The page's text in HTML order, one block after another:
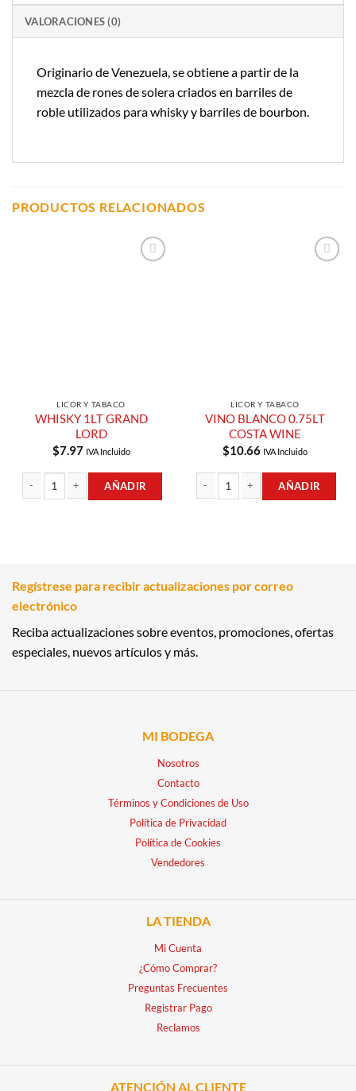
VALORACIONES (0)
Originario de Venezuela, se obtiene a partir de la
mezcla de rones de solera criados en barriles de
roble utilizados para whisky y barriles de bourbon.
PRODUCTOS RELACIONADOS
LICOR Y TABACO
WHISKY 1LT GRAND
LORD
$7.97 IVA Incluido
AÑADIR
LICOR Y TABACO
VINO BLANCO 0.75LT
COSTA WINE
$10.66 IVA Incluido
AÑADIR
Regístrese para recibir actualizaciones por correo
electrónico
Reciba actualizaciones sobre eventos, promociones, ofertas
especiales, nuevos artículos y más.
MI BODEGA
Nosotros
Contacto
Términos y Condiciones de Uso
Política de Privacidad
Política de Cookies
Vendedores
LA TIENDA
Mi Cuenta
¿Cómo Comprar?
Preguntas Frecuentes
Registrar Pago
Reclamos
ATENCIÓN AL CLIENTE